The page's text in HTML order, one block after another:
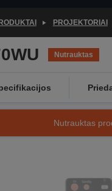
PROJEKTORIAI
Nutrauktas
Nutrauktas